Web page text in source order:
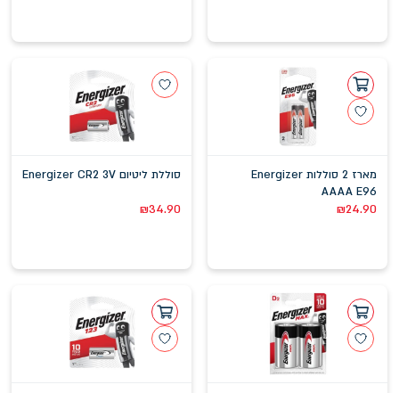
מארז 2 סוללות Energizer
AAAA E96
₪24.90
סוללת ליטיום Energizer CR2 3V
₪34.90